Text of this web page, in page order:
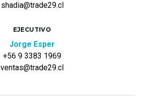
shadia@trade29.cl
EJECUTIVO
Jorge Esper
+56 9 3383 1969
ventas@trade29.cl